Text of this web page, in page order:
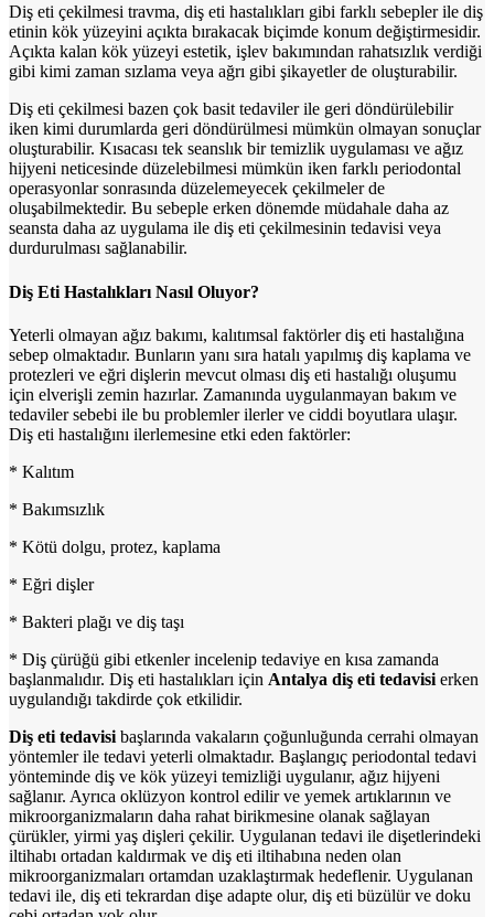
Diş eti çekilmesi travma, diş eti hastalıkları gibi farklı sebepler ile diş
etinin kök yüzeyini açıkta bırakacak biçimde konum değiştirmesidir.
Açıkta kalan kök yüzeyi estetik, işlev bakımından rahatsızlık verdiği
gibi kimi zaman sızlama veya ağrı gibi şikayetler de oluşturabilir.
Diş eti çekilmesi bazen çok basit tedaviler ile geri döndürülebilir
iken kimi durumlarda geri döndürülmesi mümkün olmayan sonuçlar
oluşturabilir. Kısacası tek seanslık bir temizlik uygulaması ve ağız
hijyeni neticesinde düzelebilmesi mümkün iken farklı periodontal
operasyonlar sonrasında düzelemeyecek çekilmeler de
oluşabilmektedir. Bu sebeple erken dönemde müdahale daha az
seansta daha az uygulama ile diş eti çekilmesinin tedavisi veya
durdurulması sağlanabilir.
Diş Eti Hastalıkları Nasıl Oluyor?
Yeterli olmayan ağız bakımı, kalıtımsal faktörler diş eti hastalığına
sebep olmaktadır. Bunların yanı sıra hatalı yapılmış diş kaplama ve
protezleri ve eğri dişlerin mevcut olması diş eti hastalığı oluşumu
için elverişli zemin hazırlar. Zamanında uygulanmayan bakım ve
tedaviler sebebi ile bu problemler ilerler ve ciddi boyutlara ulaşır.
Diş eti hastalığını ilerlemesine etki eden faktörler:
* Kalıtım
* Bakımsızlık
* Kötü dolgu, protez, kaplama
* Eğri dişler
* Bakteri plağı ve diş taşı
* Diş çürüğü gibi etkenler incelenip tedaviye en kısa zamanda
başlanmalıdır. Diş eti hastalıkları için Antalya diş eti tedavisi erken
uygulandığı takdirde çok etkilidir.
Diş eti tedavisi başlarında vakaların çoğunluğunda cerrahi olmayan
yöntemler ile tedavi yeterli olmaktadır. Başlangıç periodontal tedavi
yönteminde diş ve kök yüzeyi temizliği uygulanır, ağız hijyeni
sağlanır. Ayrıca oklüzyon kontrol edilir ve yemek artıklarının ve
mikroorganizmaların daha rahat birikmesine olanak sağlayan
çürükler, yirmi yaş dişleri çekilir. Uygulanan tedavi ile dişetlerindeki
iltihabı ortadan kaldırmak ve diş eti iltihabına neden olan
mikroorganizmaları ortamdan uzaklaştırmak hedeflenir. Uygulanan
tedavi ile, diş eti tekrardan dişe adapte olur, diş eti büzülür ve doku